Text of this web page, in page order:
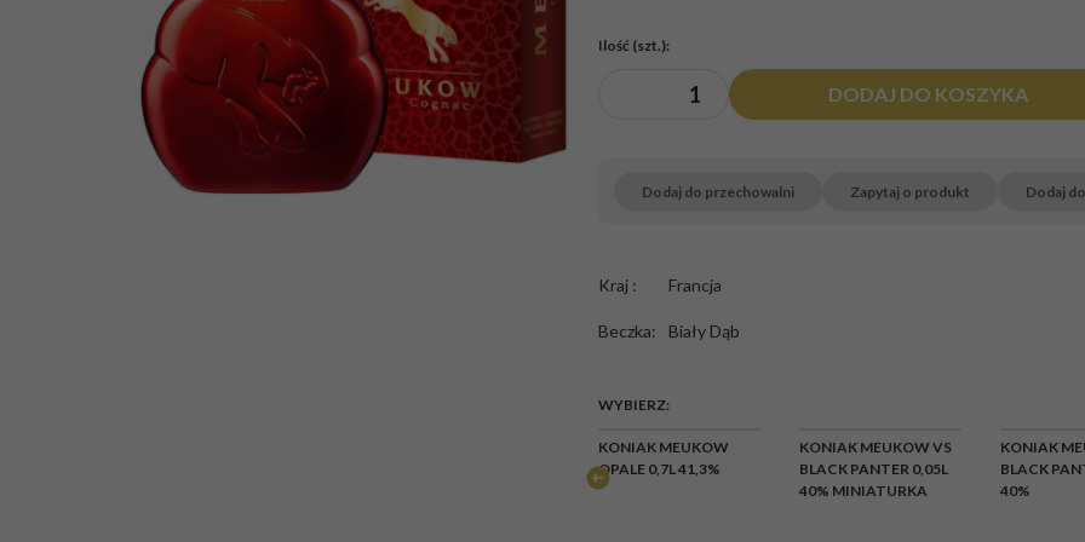
Ilość (szt.):
DODAJ DO KOSZYKA
Dodaj do przechowalni Zapytaj o produkt Dodaj
Kraj : Francja
Beczka: Biały Dąb
WYBIERZ:
KONIAK MEUKOW
OPALE 0,7L 41,3%
KONIAK MEUKOW VS
BLACK PANTER 0,05L
40% MINIATURKA
KONIAK
BLACK
40%